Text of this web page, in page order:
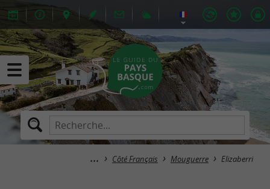
Côté Français Mouguerre Elizaberri